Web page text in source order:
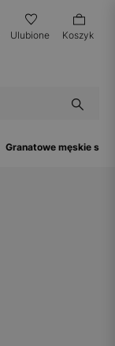
Ulubione Koszyk
Granatowe męskie